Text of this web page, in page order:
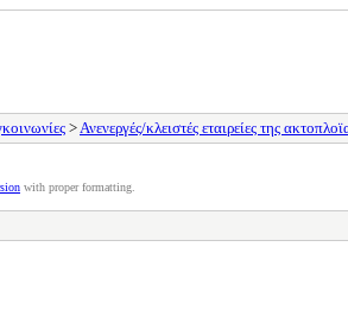
> Ανενεργές/κλειστές εταιρείες της
with proper formatting.